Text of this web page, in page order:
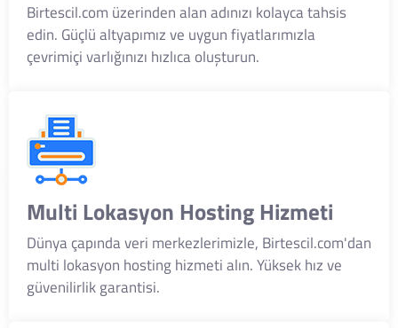
Birtescil.com üzerinden alan adınızı kolayca tahsis
edin. Güçlü altyapımız ve uygun fiyatlarımızla
çevrimiçi varlığınızı hızlıca oluşturun.
Multi Lokasyon Hosting Hizmeti
Dünya çapında veri merkezlerimizle, Birtescil.com'dan
multi lokasyon hosting hizmeti alın. Yüksek hız ve
güvenilirlik garantisi.